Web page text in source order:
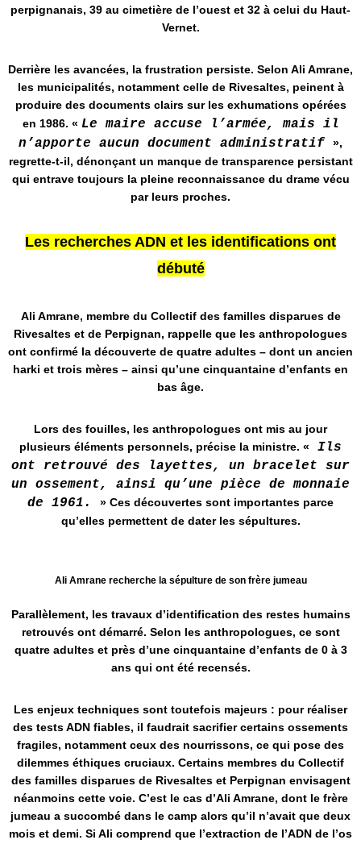
perpignanais, 39 au cimetière de l’ouest et 32 à celui du Haut-
Vernet.
Derrière les avancées, la frustration persiste. Selon Ali Amrane,
les municipalités, notamment celle de Rivesaltes, peinent à
produire des documents clairs sur les exhumations opérées
en 1986. « Le maire accuse l’armée, mais il
n’apporte aucun document administratif »,
regrette-t-il, dénonçant un manque de transparence persistant
qui entrave toujours la pleine reconnaissance du drame vécu
par leurs proches.
Les recherches ADN et les identifications ont
débuté
Ali Amrane, membre du Collectif des familles disparues de
Rivesaltes et de Perpignan, rappelle que les anthropologues
ont confirmé la découverte de quatre adultes – dont un ancien
harki et trois mères – ainsi qu’une cinquantaine d’enfants en
bas âge.
Lors des fouilles, les anthropologues ont mis au jour
plusieurs éléments personnels, précise la ministre. «
Ils
ont retrouvé des layettes, un bracelet sur
un ossement, ainsi qu’une pièce de monnaie
de 1961. » Ces découvertes sont importantes parce
qu’elles permettent de dater les sépultures.
Ali Amrane recherche la sépulture de son frère jumeau
Parallèlement, les travaux d’identification des restes humains
retrouvés ont démarré. Selon les anthropologues, ce sont
quatre adultes et près d’une cinquantaine d’enfants de 0 à 3
ans qui ont été recensés​.
Les enjeux techniques sont toutefois majeurs : pour réaliser
des tests ADN fiables, il faudrait sacrifier certains ossements
fragiles, notamment ceux des nourrissons, ce qui pose des
dilemmes éthiques cruciaux​. Certains membres du Collectif
des familles disparues de Rivesaltes et Perpignan envisagent
néanmoins cette voie. C’est le cas d’Ali Amrane, dont le frère
jumeau a succombé dans le camp alors qu’il n’avait que deux
mois et demi. Si Ali comprend que l’extraction de l’ADN de l’os